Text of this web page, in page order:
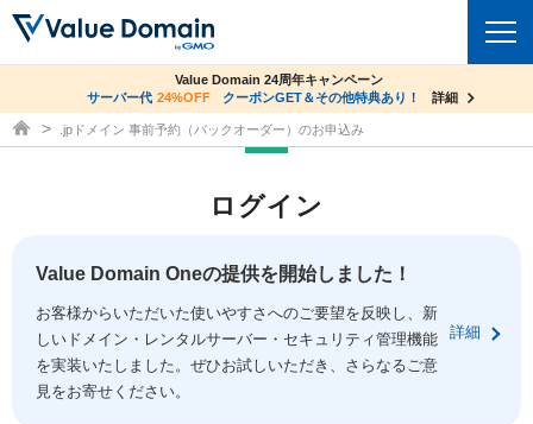
ドメイントップ
ドメイン移管
ドメイン価格一覧
ドメイン一括検索
コアサーバー
バリューサーバー
XREA
セキュリティトップ
Value Domain ネットde診断
SSL証明書
サービストップ
お得意様割引
facebook
co.jpドメイン✕コアサーバーV2ビジネス応援キャンペーン
サーバー料金1年間無料
詳細
Value Domain 24周年キャンペーン
サーバー代 24%OFF クーポンGET＆その他特典あり！ 詳細
ドメイン取得ならバリュードメイン
.jpドメイン 事前予約（バックオーダー）のお申込み
ログイン
Value Domain Oneの提供を開始しました！
お客様からいただいた使いやすさへのご要望を反映し、新
しいドメイン・レンタルサーバー・セキュリティ管理機能
を実装いたしました。ぜひお試しいただき、さらなるご意
見をお寄せください。
詳細